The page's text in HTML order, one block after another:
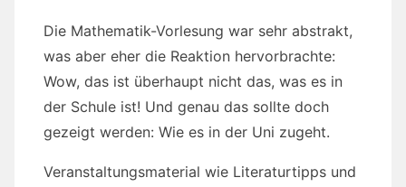
Die Mathematik-Vorlesung war sehr abstrakt,
was aber eher die Reaktion hervorbrachte:
Wow, das ist überhaupt nicht das, was es in
der Schule ist! Und genau das sollte doch
gezeigt werden: Wie es in der Uni zugeht.
Veranstaltungsmaterial wie Literaturtipps und